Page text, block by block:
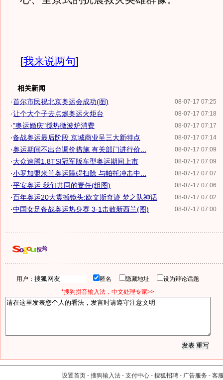
[我来说两句]
相关新闻
08-07-17 07:25
·首尔市民祝北京奥运会成功(图)
08-07-17 07:18
·让个大个子去点燃奥运火炬台
08-07-17 07:17
·"奥运婚庆"搅热微波炉消费
08-07-17 07:14
·备战奥运最后阶段 京城商业呈三大新特点
08-07-17 07:09
·奥运期间不出台调价措施 有关部门进行价...
08-07-17 07:09
·大众速腾1.8TSI冠军版车型奥运期间上市
08-07-17 07:07
·小罗加盟米兰奥运障碍扫除 与帕托冲击中...
08-07-17 07:06
·平安奥运 我们共同的责任(组图)
08-07-17 07:02
·百年奥运20大震撼镜头:欧文斯奇迹 梦之队神话
08-07-17 07:00
·中国女足备战奥运热身赛 3-1击败新西兰(图)
用户： 匿名 隐藏地址
设为辩论话题
*搜狗拼音输入法，中文处理专家>>
设置首页 - 搜狗输入法 - 支付中心 - 搜狐招聘 - 广告服务 - 客